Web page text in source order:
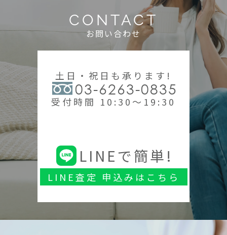
CONTACT
お問い合わせ
土日・祝日も承ります!
03-6263-0835
受付時間 10:30～19:30
LINEで簡単!
LINE査定 申込みはこちら